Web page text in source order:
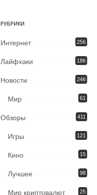
РУБРИКИ
Интернет 256
Лайфхаки 186
Новости 246
Мир 61
Обзоры 411
Игры 121
Кино 15
Лучшее 98
Мир криптовалют 25